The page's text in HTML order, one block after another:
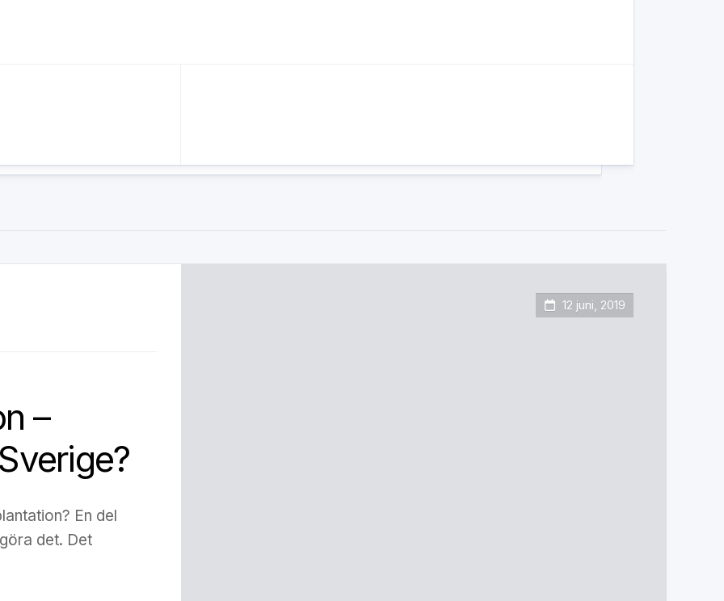
12 juni, 2019
–
En del
det. Det